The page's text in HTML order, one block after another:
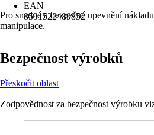
EAN
8591522489852
Pro snadné a bezpečné upevnění
manipulace.
Bezpečnost výrobků
Přeskočit oblast
Zodpovědnost za bezpečnost výrobku